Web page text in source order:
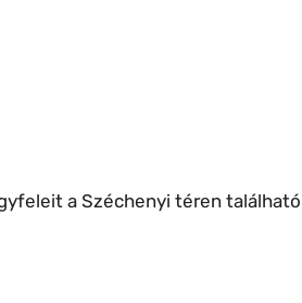
a Széchenyi téren található